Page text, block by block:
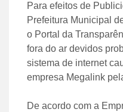
Para efeitos de
Prefeitura Municipal
o Portal da
fora do ar devidos
sistema de internet
empresa Megalink
De acordo com a